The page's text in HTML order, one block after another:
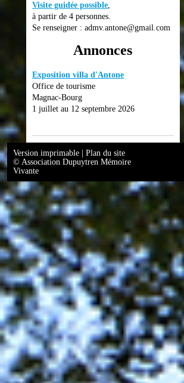
Visite guidée possible,
à partir de 4 personnes.
Se renseigner : admv.antone@gmail.com
Annonces
Exposition villa d'Antone
Office de tourisme
Magnac-Bourg
1 juillet au 12 septembre 2026
Version imprimable
Plan du site
© Association Dupuytren Mémoire
Vivante